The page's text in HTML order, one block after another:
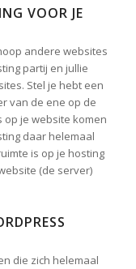
VOOR JE
andere websites
partij en jullie
Stel je hebt een
van de ene op de
je website komen
daar helemaal
is op je hosting
(de server)
die zich helemaal